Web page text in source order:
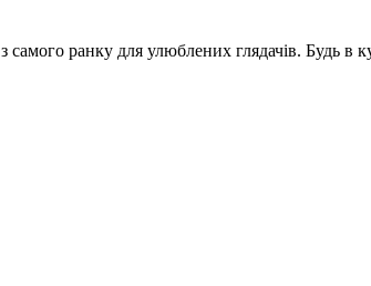
ранку для улюблених глядачів. Будь в